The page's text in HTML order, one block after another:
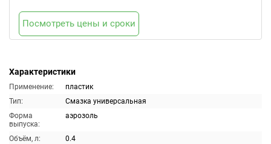
Характеристики
Применение:
пластик
Тип:
Смазка универсальная
Форма
выпуска:
аэрозоль
Объём, л:
0.4
Посмотреть цены и сроки